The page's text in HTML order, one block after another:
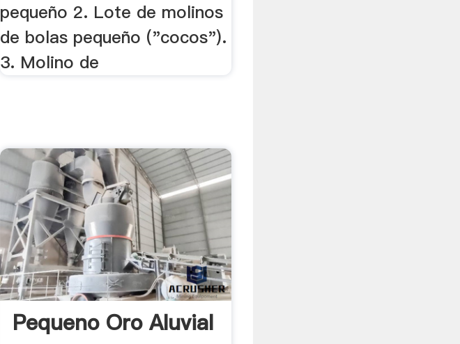
pequeño 2. Lote de molinos
de bolas pequeño ("cocos").
3. Molino de
Pequeno Oro Aluvial